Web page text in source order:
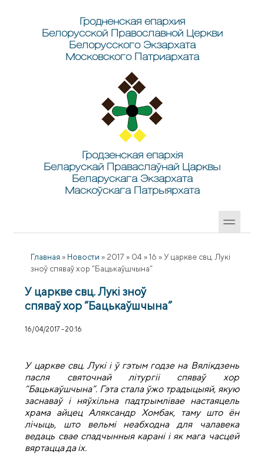
Гродненская епархия
Белорусской Православной Церкви
Белорусского Экзархата
Московского Патриархата
Гродзенская епархія
Беларускай Праваслаўнай Царквы
Беларускага Экзархата
Маскоўскага Патрыярхата
Главная » Новости » 2017 » 04 » 16 » У царкве свц. Лукі
зноў спяваў хор “Бацькаўшчына”
У царкве свц. Лукі зноў
спяваў хор “Бацькаўшчына”
16/04/2017 - 20:16
У царкве свц. Лукі і ў гэтым годзе на Вялікдзень
пасля святочнай літургіі спяваў хор
“Бацькаўшчына”. Гэта стала ўжо традыцыяй, якую
заснаваў і няўхільна падтрымлівае настаяцель
храма айцец Аляксандр Хомбак, таму што ён
лічыць, што вельмі неабходна для чалавека
ведаць свае спадчынныя карані і як мага часцей
вяртацца да іх.